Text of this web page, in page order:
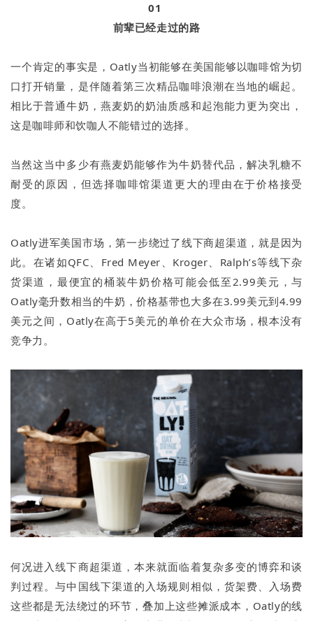
01
前辈已经走过的路
一个肯定的事实是，Oatly当初能够在美国能够以咖啡馆为切
口打开销量，是伴随着第三次精品咖啡浪潮在当地的崛起。
相比于普通牛奶，燕麦奶的奶油质感和起泡能力更为突出，
这是咖啡师和饮咖人不能错过的选择。
当然这当中多少有燕麦奶能够作为牛奶替代品，解决乳糖不
耐受的原因，但选择咖啡馆渠道更大的理由在于价格接受
度。
Oatly进军美国市场，第一步绕过了线下商超渠道，就是因为
此。在诸如QFC、Fred Meyer、Kroger、Ralph’s等线下杂
货渠道，最便宜的桶装牛奶价格可能会低至2.99美元，与
Oatly毫升数相当的牛奶，价格基带也大多在3.99美元到4.99
美元之间，Oatly在高于5美元的单价在大众市场，根本没有
竞争力。
何况进入线下商超渠道，本来就面临着复杂多变的博弈和谈
判过程。与中国线下渠道的入场规则相似，货架费、入场费
这些都是无法绕过的环节，叠加上这些摊派成本，Oatly的线